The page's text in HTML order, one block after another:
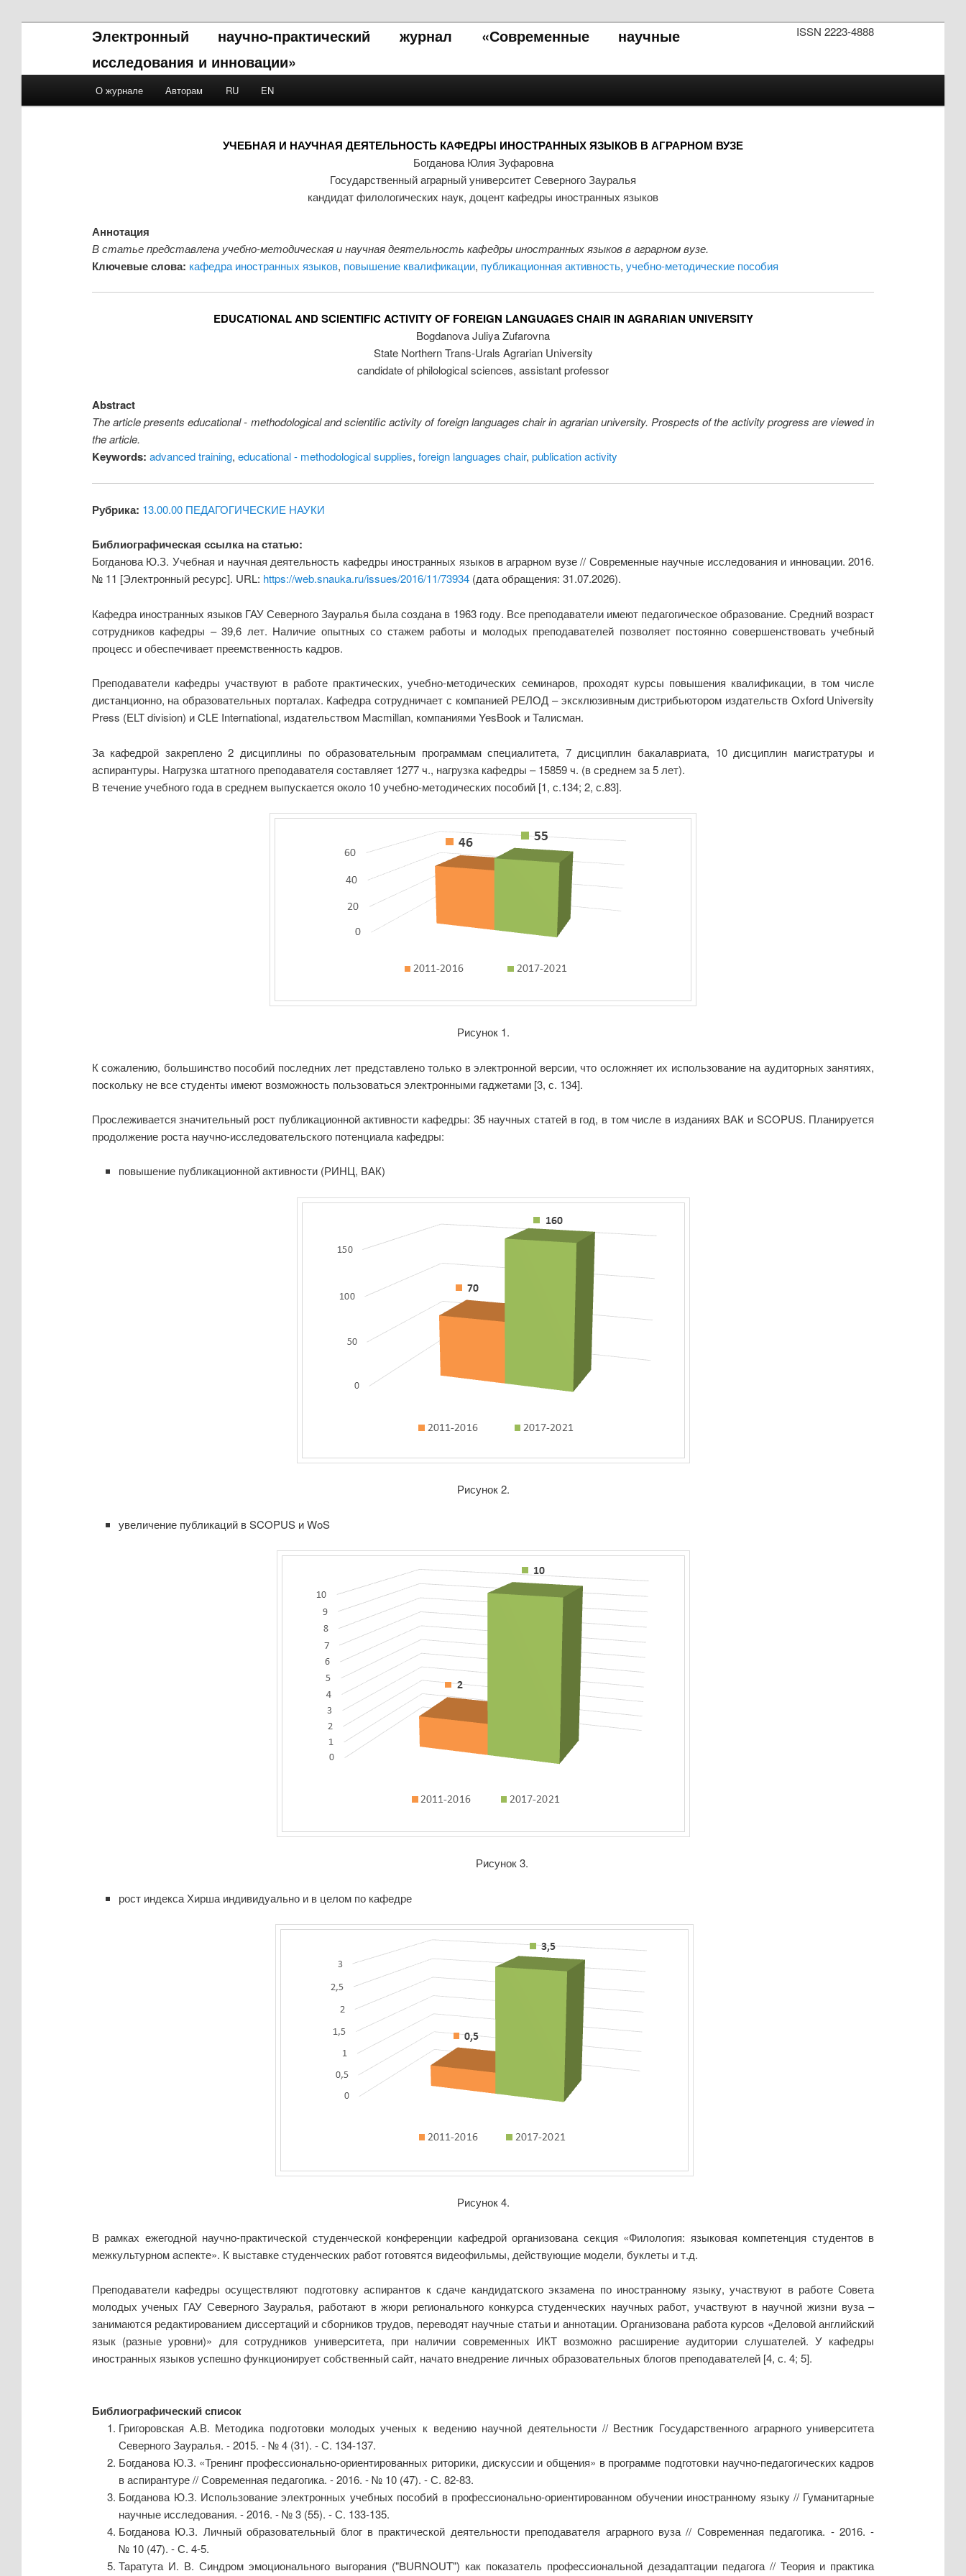
ISSN 2223-4888
Электронный научно-практический журнал «Современные научные
исследования и инновации»
Skip to primary content
Skip to secondary content
О журнале Авторам RU EN
УЧЕБНАЯ И НАУЧНАЯ ДЕЯТЕЛЬНОСТЬ КАФЕДРЫ ИНОСТРАННЫХ ЯЗЫКОВ В АГРАРНОМ ВУЗЕ
Богданова Юлия Зуфаровна
Государственный аграрный университет Северного Зауралья
кандидат филологических наук, доцент кафедры иностранных языков
Аннотация
В статье представлена учебно-методическая и научная деятельность кафедры иностранных языков в аграрном вузе.
Ключевые слова: кафедра иностранных языков, повышение квалификации, публикационная активность, учебно-методические пособия
EDUCATIONAL AND SCIENTIFIC ACTIVITY OF FOREIGN LANGUAGES CHAIR IN AGRARIAN UNIVERSITY
Bogdanova Juliya Zufarovna
State Northern Trans-Urals Agrarian University
candidate of philological sciences, assistant professor
Abstract
The article presents educational - methodological and scientific activity of foreign languages chair in agrarian university. Prospects of the activity progress are viewed in
the article.
Keywords: advanced training, educational - methodological supplies, foreign languages chair, publication activity
Рубрика: 13.00.00 ПЕДАГОГИЧЕСКИЕ НАУКИ
Библиографическая ссылка на статью:
Богданова Ю.З. Учебная и научная деятельность кафедры иностранных языков в аграрном вузе // Современные научные исследования и инновации. 2016.
№ 11 [Электронный ресурс]. URL: https://web.snauka.ru/issues/2016/11/73934(дата обращения: 31.07.2026).
Кафедра иностранных языков ГАУ Северного Зауралья была создана в 1963 году. Все преподаватели имеют педагогическое образование. Средний возраст
сотрудников кафедры – 39,6 лет. Наличие опытных со стажем работы и молодых преподавателей позволяет постоянно совершенствовать учебный
процесс и обеспечивает преемственность кадров.
Преподаватели кафедры участвуют в работе практических, учебно-методических семинаров, проходят курсы повышения квалификации, в том числе
дистанционно, на образовательных порталах. Кафедра сотрудничает с компанией РЕЛОД – эксклюзивным дистрибьютором издательств Oxford University
Press (ELT division) и CLE International, издательством Мacmillan, компаниями YesBook и Талисман.
За кафедрой закреплено 2 дисциплины по образовательным программам специалитета, 7 дисциплин бакалавриата, 10 дисциплин магистратуры и
аспирантуры. Нагрузка штатного преподавателя составляет 1277 ч., нагрузка кафедры – 15859 ч. (в среднем за 5 лет).
В течение учебного года в среднем выпускается около 10 учебно-методических пособий [1, с.134; 2, с.83].
Рисунок 1.
К сожалению, большинство пособий последних лет представлено только в электронной версии, что осложняет их использование на аудиторных занятиях,
поскольку не все студенты имеют возможность пользоваться электронными гаджетами [3, с. 134].
Прослеживается значительный рост публикационной активности кафедры: 35 научных статей в год, в том числе в изданиях ВАК и SCOPUS. Планируется
продолжение роста научно-исследовательского потенциала кафедры:
повышение публикационной активности (РИНЦ, ВАК)
Рисунок 2.
увеличение публикаций в SCOPUS и WoS
Рисунок 3.
рост индекса Хирша индивидуально и в целом по кафедре
Рисунок 4.
В рамках ежегодной научно-практической студенческой конференции кафедрой организована секция «Филология: языковая компетенция студентов в
межкультурном аспекте». К выставке студенческих работ готовятся видеофильмы, действующие модели, буклеты и т.д.
Преподаватели кафедры осуществляют подготовку аспирантов к сдаче кандидатского экзамена по иностранному языку, участвуют в работе Совета
молодых ученых ГАУ Северного Зауралья, работают в жюри регионального конкурса студенческих научных работ, участвуют в научной жизни вуза –
занимаются редактированием диссертаций и сборников трудов, переводят научные статьи и аннотации. Организована работа курсов «Деловой английский
язык (разные уровни)» для сотрудников университета, при наличии современных ИКТ возможно расширение аудитории слушателей. У кафедры
иностранных языков успешно функционирует собственный сайт, начато внедрение личных образовательных блогов преподавателей [4, с. 4; 5].
Библиографический список
Григоровская А.В. Методика подготовки молодых ученых к ведению научной деятельности // Вестник Государственного аграрного университета
Северного Зауралья. - 2015. - № 4 (31). - С. 134-137.
Богданова Ю.З. «Тренинг профессионально-ориентированных риторики, дискуссии и общения» в программе подготовки научно-педагогических кадров
в аспирантуре // Современная педагогика. - 2016. - № 10 (47). - С. 82-83.
Богданова Ю.З. Использование электронных учебных пособий в профессионально-ориентированном обучении иностранному языку // Гуманитарные
научные исследования. - 2016. - № 3 (55). - С. 133-135.
Богданова Ю.З. Личный образовательный блог в практической деятельности преподавателя аграрного вуза // Современная педагогика. - 2016. -
№ 10 (47). - С. 4-5.
Таратута И. В. Синдром эмоционального выгорания ("BURNOUT") как показатель профессиональной дезадаптации педагога // Теория и практика